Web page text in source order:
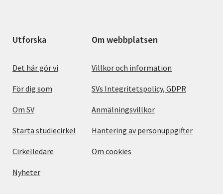
Utforska
Det här gör vi
För dig som
Om SV
Starta studiecirkel
Cirkelledare
Nyheter
Om webbplatsen
Villkor och information
SVs Integritetspolicy, GDPR
Anmälningsvillkor
Hantering av personuppgifter
Om cookies